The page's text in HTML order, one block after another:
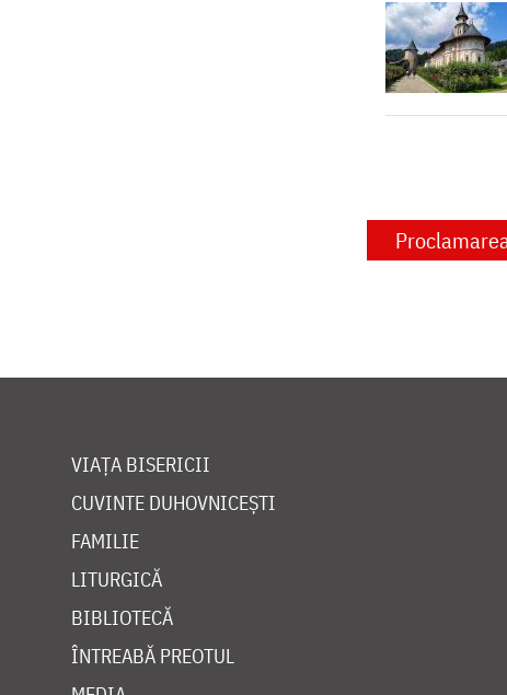
VIAȚA BISERICII
CUVINTE DUHOVNICEȘTI
FAMILIE
LITURGICĂ
BIBLIOTECĂ
ÎNTREABĂ PREOTUL